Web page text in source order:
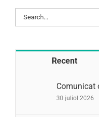
Search
for:
Recent
Comunicat
30 juliol 2026